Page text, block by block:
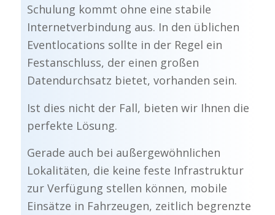
Schulung kommt ohne eine stabile
Internetverbindung aus. In den üblichen
Eventlocations sollte in der Regel ein
Festanschluss, der einen großen
Datendurchsatz bietet, vorhanden sein.
Ist dies nicht der Fall, bieten wir Ihnen die
perfekte Lösung.
Gerade auch bei außergewöhnlichen
Lokalitäten, die keine feste Infrastruktur
zur Verfügung stellen können, mobile
Einsätze in Fahrzeugen, zeitlich begrenzte